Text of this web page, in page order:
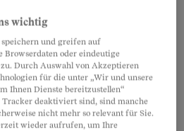
Kommentare
Altersjahr in Rente geht,
oder
wichtig
und greifen auf
Browserdaten oder eindeutige
Durch Auswahl von Akzeptieren
für die unter „Wir und unsere
Ihnen Dienste bereitzustellen“
deaktiviert sind, sind manche
nicht mehr so relevant für Sie.
wieder aufrufen, um Ihre